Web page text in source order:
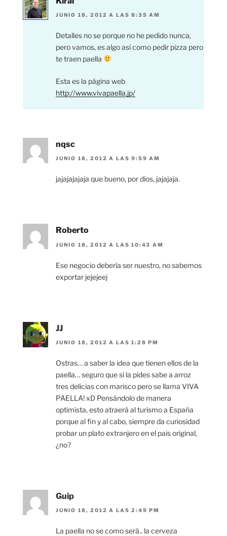
JUNIO 18, 2012 A LAS 8:35 AM
Detalles no se porque no he pedido nunca,
pero vamos, es algo así como pedir pizza pero
te traen paella
Esta es la página web
http://www.vivapaella.jp/
nqsc
JUNIO 18, 2012 A LAS 9:59 AM
jajajajajaja que bueno, por dios, jajajaja.
Roberto
JUNIO 18, 2012 A LAS 10:43 AM
Ese negocio debería ser nuestro, no sabemos
exportar jejejeej
JJ
JUNIO 18, 2012 A LAS 1:28 PM
Ostras… a saber la idea que tienen ellos de la
paella… seguro que si la pides sabe a arroz
tres delicias con marisco pero se llama VIVA
PAELLA! xD Pensándolo de manera
optimista, esto atraerá al turismo a España
porque al fin y al cabo, siempre da curiosidad
probar un plato extranjero en el pais original,
¿no?
Guip
JUNIO 18, 2012 A LAS 2:49 PM
La paella no se como será.. la cerveza